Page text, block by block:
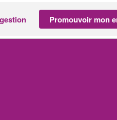
Promouvoir mon